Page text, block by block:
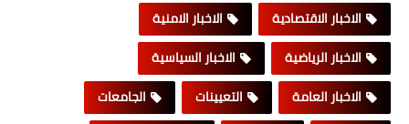
الاخبار الاقتصادية
الاخبار الامنية
الاخبار الرياضية
الاخبار السياسية
الاخبار العامة
التعيينات
الجامعات